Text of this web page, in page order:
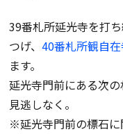
39番札所延光寺を打
つげ、40番札所観自
ます。
延光寺門前にある次
見逃しなく。
※延光寺門前の標石